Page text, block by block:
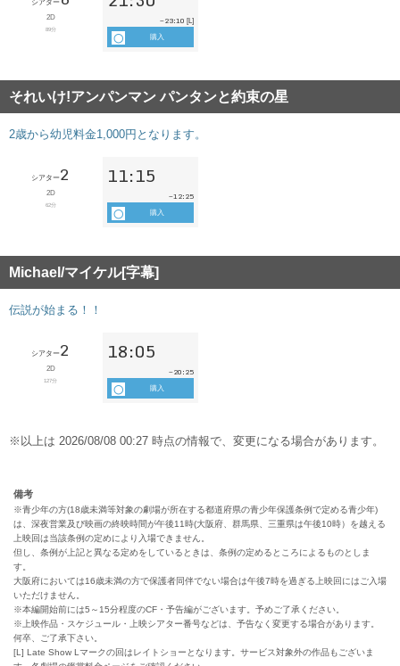
備考
※青少年の方(18歳未満等対象の劇場が所在する都道府県の青少年保護条例で定める青少年)
は、深夜営業及び映画の終映時間が午後11時(大阪府、群馬県、三重県は午後10時）を越える
上映回は当該条例の定めにより入場できません。
但し、条例が上記と異なる定めをしているときは、条例の定めるところによるものとしま
す。
大阪府においては16歳未満の方で保護者同伴でない場合は午後7時を過ぎる上映回にはご入場
いただけません。
※本編開始前には5～15分程度のCF・予告編がございます。予めご了承ください。
※上映作品・スケジュール・上映シアター番号などは、予告なく変更する場合があります。
何卒、ご了承下さい。
[L] Late Show Lマークの回はレイトショーとなります。サービス対象外の作品もございま